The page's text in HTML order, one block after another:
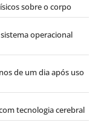
sobre o corpo
operacional
de um dia após uso
tecnologia cerebral